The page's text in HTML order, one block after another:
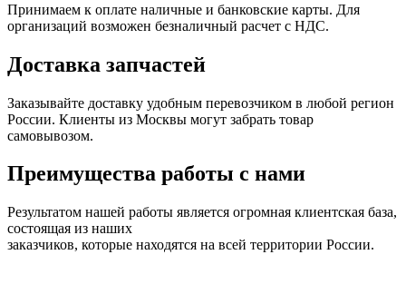
Принимаем к оплате наличные и банковские карты. Для
организаций возможен безналичный расчет с НДС.
Доставка запчастей
Заказывайте доставку удобным перевозчиком в любой регион
России. Клиенты из Москвы могут забрать товар
самовывозом.
Преимущества работы с нами
Результатом нашей работы является огромная клиентская база,
состоящая из наших
заказчиков, которые находятся на всей территории России.